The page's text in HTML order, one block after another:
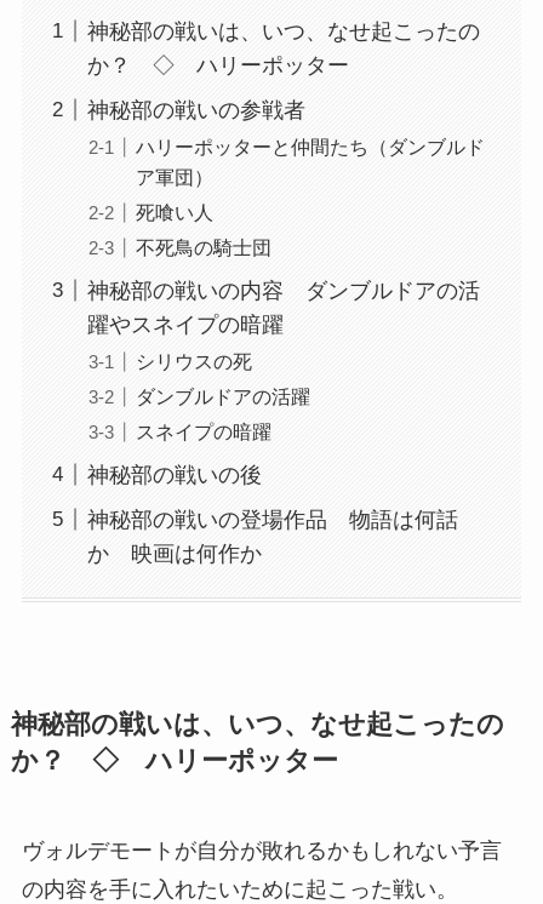
神秘部の戦いは、いつ、なせ起こったの
か？ ◇ ハリーポッター
神秘部の戦いの参戦者
ハリーポッターと仲間たち（ダンブルド
ア軍団）
死喰い人
不死鳥の騎士団
神秘部の戦いの内容 ダンブルドアの活
躍やスネイプの暗躍
シリウスの死
ダンブルドアの活躍
スネイプの暗躍
神秘部の戦いの後
神秘部の戦いの登場作品 物語は何話
か 映画は何作か
神秘部の戦いは、いつ、なせ起こったの
か？ ◇ ハリーポッター
ヴォルデモートが自分が敗れるかもしれない予言
の内容を手に入れたいために起こった戦い。